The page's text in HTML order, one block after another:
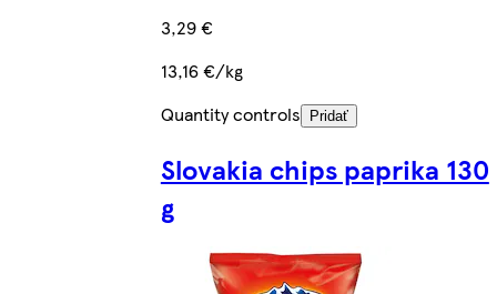
3,29 €
13,16 €/kg
Quantity controls
Pridať
Slovakia chips paprika 130
g